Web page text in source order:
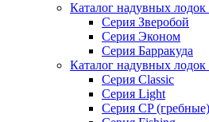
Каталог надувных
Серия Зверобой
Серия Эконом
Серия Барракуда
Каталог надувных лодок
Серия Classic
Серия Light
Серия CP (гребные)